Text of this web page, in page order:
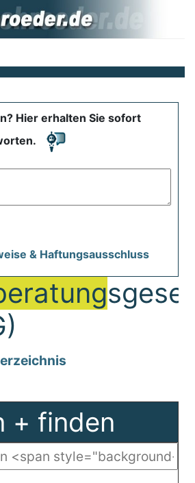
Hier erhalten Sie sofort
& Haftungsausschluss
+ finden